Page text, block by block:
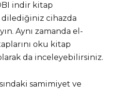
indir kitap
cihazda
Aynı zamanda el-
oku kitap
da inceleyebilirsiniz.
samimiyet ve